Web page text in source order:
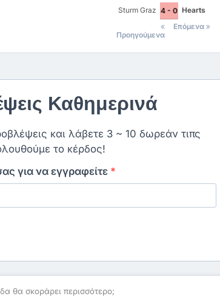
Sturm Graz 4 - 0 Hearts
Προηγούμενα
Επόμενα
Καθημερινά
και λάβετε 3 ~ 10 δωρεάν τιπς
το κέρδος!
για να εγγραφείτε *
θα σκοράρει περισσότερο;